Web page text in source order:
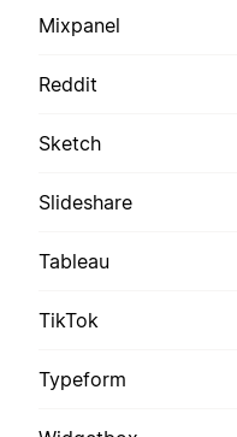
Mixpanel
Reddit
Sketch
Slideshare
Tableau
TikTok
Typeform